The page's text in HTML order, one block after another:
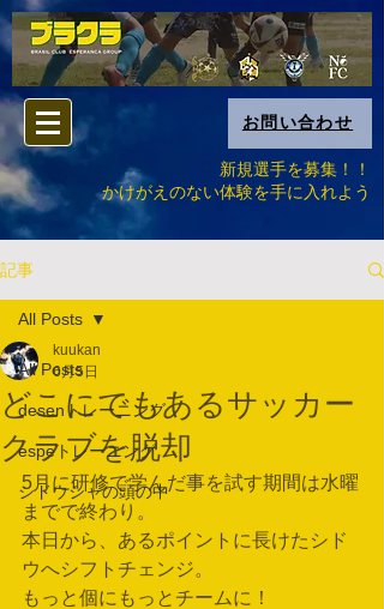
お問い合わせ
新規選手を募集！！
​かけがえのない体験を手に入れよう
記事
All Posts
desenトレーニング
espeトレーニング
シドウシャの頭の中
All Posts
どこにでもあるサッカー
クラブを脱却
kuukan
6月5日
5月に研修で学んだ事を試す期間は水曜
までで終わり。
本日から、あるポイントに長けたシド
ウへシフトチェンジ。
もっと個にもっとチームに！